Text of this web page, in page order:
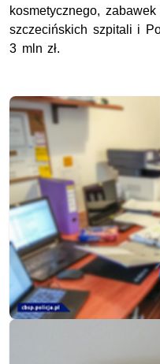
kosmetycznego,
szczecińskich szpitali i
3 mln zł.